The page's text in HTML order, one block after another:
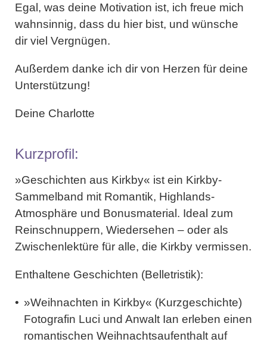
Egal, was deine Motivation ist, ich freue mich
wahnsinnig, dass du hier bist, und wünsche
dir viel Vergnügen.
Außerdem danke ich dir von Herzen für deine
Unterstützung!
Deine Charlotte
Kurzprofil:
»Geschichten aus Kirkby« ist ein Kirkby-
Sammelband mit Romantik, Highlands-
Atmosphäre und Bonusmaterial. Ideal zum
Reinschnuppern, Wiedersehen – oder als
Zwischenlektüre für alle, die Kirkby vermissen.
Enthaltene Geschichten (Belletristik):
»Weihnachten in Kirkby« (Kurzgeschichte)
Fotografin Luci und Anwalt Ian erleben einen
romantischen Weihnachtsaufenthalt auf